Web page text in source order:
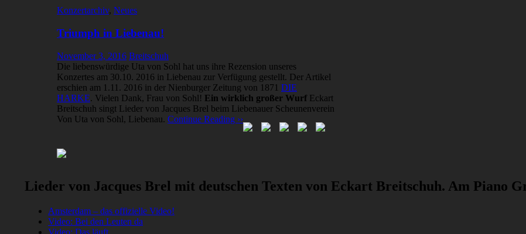
Konzertarchiv, Neues
Triumph in Liebenau!
November 3, 2016 Breitschuh
Die liebenswürdige Uta von Sohl hat uns ihre Rezension unseres
Konzertes am 30.10. 2016 in Liebenau zur Verfügung gestellt. Der Artikel
erschien am 1.11. 2016 in der Nienburger Zeitung von 1871 DIE
HARKE. Vielen Dank, Frau von Sohl! Ein wirklich großer Wurf Eckart
Breitschuh singt Lieder von Jacques Brel beim Liebenauer Scheunenverein
Von Uta von Sohl, Liebenau. Continue Reading ››
Lieder von Jacques Brel mit deutschen Texten von Eckart Breitschuh. Am Piano
Amsterdam – das offizielle Video!
Video: Bei den Leuten da
Video: Das läuft